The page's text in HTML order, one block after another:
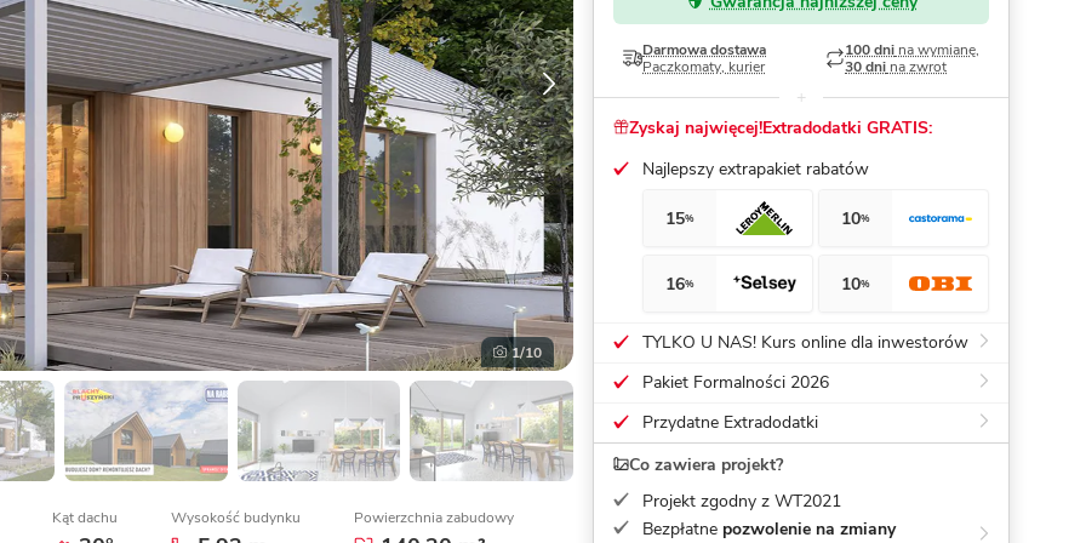
Dom pasywny- co to znaczy
1/10
Kąt dachu Wysokość budynku Powierzchnia zabudowy
Darmowa dostawa
Paczkomaty, kurier
100 dni na wymianę,
30 dni na zwrot
Zyskaj najwięcej!Extradodatki GRATIS:
Najlepszy extrapakiet rabatów
15% 10%
16% 10%
TYLKO U NAS! Kurs online dla inwestorów
Pakiet Formalności 2026
Przydatne Extradodatki
Co zawiera projekt?
Projekt zgodny z WT2021
Bezpłatne pozwolenie na zmiany